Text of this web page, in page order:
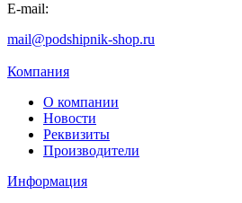
E-mail:
mail@podshipnik-shop.ru
Компания
О компании
Новости
Реквизиты
Производители
Информация